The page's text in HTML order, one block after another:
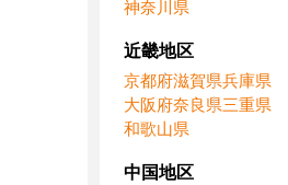
町
市瑞
神奈川県
近畿地区
京都府滋賀県兵庫県
大阪府奈良県三重県
和歌山県
中国地区